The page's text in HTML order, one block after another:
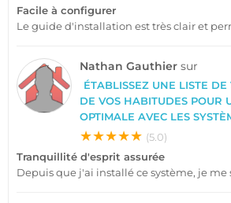
Facile à configurer
Le guide d'installation est très clair et
Nathan Gauthier sur
ÉTABLISSEZ UNE LISTE
DE VOS HABITUDES POUR
OPTIMALE AVEC LES
★★★★★ (5.0)
Tranquillité d'esprit assurée
Depuis que j'ai installé ce système, je me